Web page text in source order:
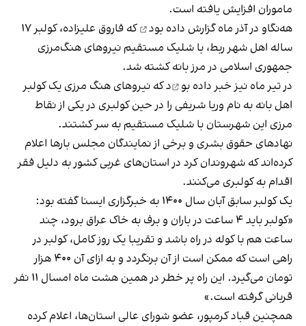
ماموران افزایش یافته است.
هه‌نگاو در آذر ماهگزارش داده بود
که فاروق علیزاده، کولبر ١٧
ساله اهل شهر ربط، با شلیک مستقیم نیروهای هنگ‌مرزی
جمهوری اسلامی در مرز بانه کشته شد.
در تیر ماه نیز خبر داده بو
د که نیروهای هنگ مرزی یک کولبر
اهل بانه به نام وریا شریفی را در حین کولبری در یکی از نقاط
مرزی این شهرستان با شلیک مستقیم به سر کشتند.
نهادهای حقوق بشری و برخی از نمایندگان مجلس بارها اعلام
کرده‌اند که شهروندان کرد در استان‌های غربی کشور به دلیل فقر
اقدام به کولبری می‌کنند.
یک کولبر سابق آبان سال ۱۴۰۰ به خبرگزاری ایسنا گفته بود:
«کولبر باید ۴ ساعت در باران و برف به خاک عراق برود، چند
ساعت هم با کوله در راه باشد و تقریبا یک روز کامل، کولبر در
راهی است که ممکن است از آن برنگردد و به ازای آن ۴۰۰ هزار
تومان می‌گیرد. این راه پر خطر در همین هشت ماه امسال ۱۱ نفر
قربانی گرفته است.»
همچنین قباد کرمپور، عضو شورای عالی استان‌ها، اعلام کرده